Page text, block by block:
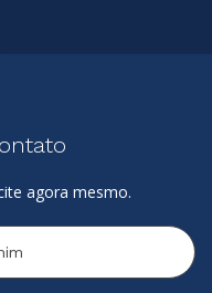
agora mesmo.